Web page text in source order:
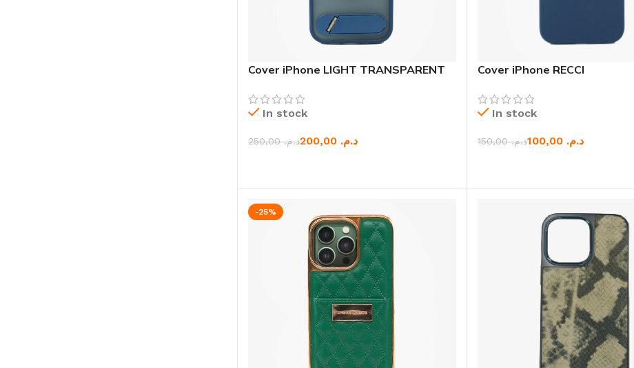
Cover iPhone LIGHT TRANSPARENT
In stock
د.م.250,00 د.م. 200,00
Cover iPhone RECCI
In stock
د.م.150,00 د.م. 100,00
-25%